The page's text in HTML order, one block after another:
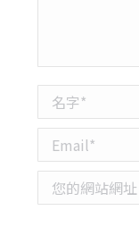
名字 *
Email *
您的網站網址